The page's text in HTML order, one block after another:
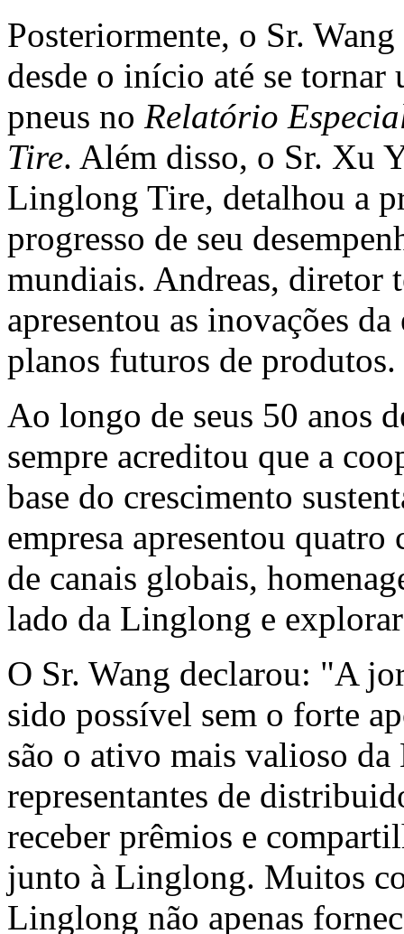
Posteriormente, o Sr.
desde o início até se
pneus no Relatório
Tire. Além disso, o Sr. Xu
Linglong Tire, detalhou a
progresso de seu
mundiais. Andreas, diretor
apresentou as inovações
planos futuros de produtos.
Ao longo de seus 50 anos
sempre acreditou que a
base do crescimento
empresa apresentou
de canais globais,
lado da Linglong e
O Sr. Wang declarou: "A
sido possível sem o forte
são o ativo mais valioso
representantes de
receber prêmios e
junto à Linglong. Muitos
Linglong não apenas